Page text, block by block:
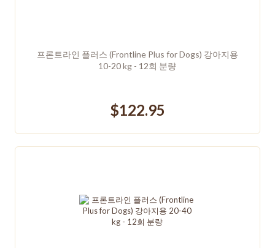
프론트라인 플러스 (Frontline Plus for Dogs) 강아지용
10-20 kg - 12회 분량
$122.95